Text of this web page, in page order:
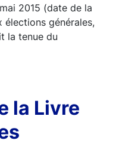
2015 (date de la
élections générales,
la tenue du
la Livre